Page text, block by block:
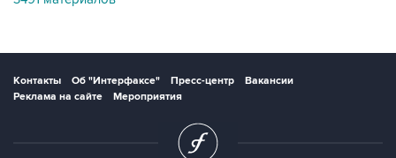
Контакты Об "Интерфаксе" Пресс-центр
Вакансии
Реклама на сайте
Мероприятия